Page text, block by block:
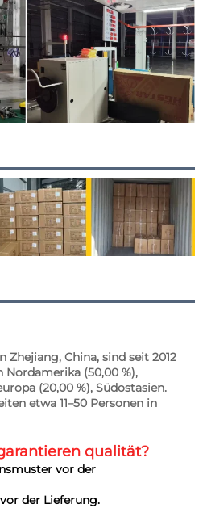
Zhejiang, China, sind seit 2012
(50,00 %),
(20,00 %), Südostasien.
etwa 11–50 Personen in
qualität?
vor der
der Lieferung.